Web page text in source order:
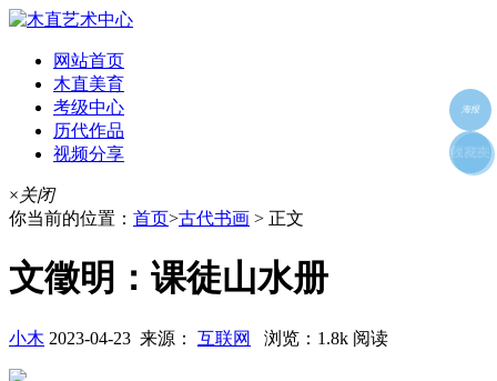
网站首页
木直美育
考级中心
历代作品
视频分享
×关闭
你当前的位置： 首页>古代书画 > 正文
文徵明：课徒山水册
小木 2023-04-23 来源： 互联网 浏览：1.8k 阅读
海报
好友
朋友圈
收藏夹